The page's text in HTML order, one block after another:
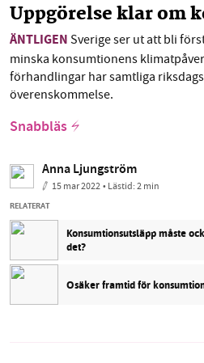
Uppgörelse klar om
ÄNTLIGEN Sverige ser ut att bli
minska konsumtionens
förhandlingar har samtliga
överenskommelse.
Snabbläs
Anna Ljungström
15 mar 2022• Lästid:2 min
RELATERAT
Konsumtionsutsläpp måste
det?
Osäker framtid för